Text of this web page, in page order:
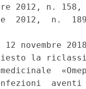
2012, n.
2012,  n.
novembre
la